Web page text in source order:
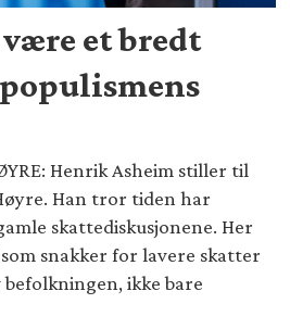
et bredt
Henrik Asheim stiller til
Han tror tiden har
skattediskusjonene. Her
snakker for lavere skatter
ikke bare